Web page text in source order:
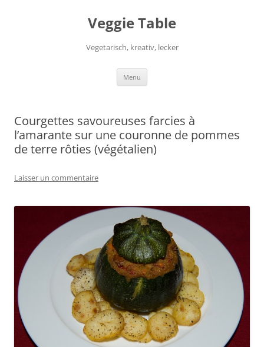
Veggie Table
Vegetarisch, kreativ, lecker
Menu
Courgettes savoureuses farcies à
l’amarante sur une couronne de pommes
de terre rôties (végétalien)
Laisser un commentaire